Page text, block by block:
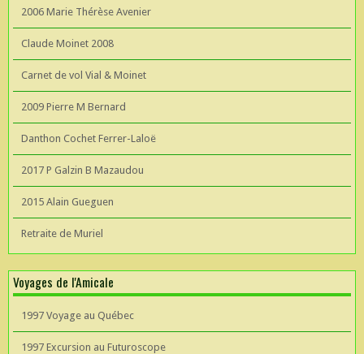
2006 Marie Thérèse Avenier
Claude Moinet 2008
Carnet de vol Vial & Moinet
2009 Pierre M Bernard
Danthon Cochet Ferrer-Laloë
2017 P Galzin B Mazaudou
2015 Alain Gueguen
Retraite de Muriel
Voyages de l'Amicale
1997 Voyage au Québec
1997 Excursion au Futuroscope